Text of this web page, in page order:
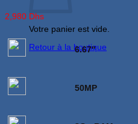
Votre panier est vide.
Retour à la boutique
2,980 Dhs
6.67″
50MP